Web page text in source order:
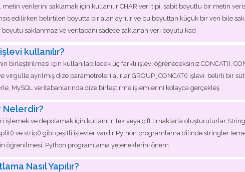
metin verilerini saklamak için kullanılır CHAR veri tipi, sabit boyutlu bir metin
edilirken belirtilen boyutta bir alan ayrılır ve bu boyuttan küçük bir veri bile
saklanmaz ve veritabanı sadece saklanan veri boyutu kad
kullanılır?
birleştirilmesi için kullanılabilecek üç farklı işlevi öğreneceksiniz CONCAT(),
ayrılmış dize parametreleri alırlar GROUP_CONCAT() işlevi, belirli bir
MySQL veritabanlarında dize birleştirme işlemlerini kolayca gerçekleş
Nelerdir?
ve depolamak için kullanılır Tek veya çift tırnaklarla oluşturulurlar
ve strip() gibi çeşitli işlevler vardır Python programlama dilinde stringler
öğrenilmesi, Python programlama yeteneklerini önem
Nasıl Yapılır?